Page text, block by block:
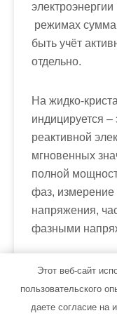
режимах
быть учёт
отдельно.
На жидко-
индицируется –
реактивной
мгновенных
полной
фаз, измерение
напряжения,
фазными
Поддерживает
измерений
сети, по
Этот веб-сайт
пользовательского
даете согласие на